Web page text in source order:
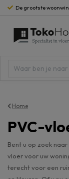
De grootste
Home
PVC-
Bent u op zoek
vloer voor uw
terecht voor een